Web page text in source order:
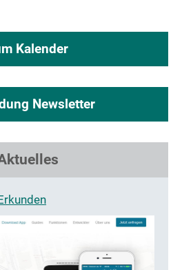
Kalender
Newsletter